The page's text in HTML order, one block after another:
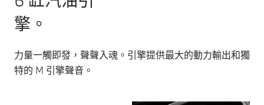
擎。
力量一觸即發，聲聲入魂。引擎提供最大的動力輸出和獨
特的 M 引擎聲音。